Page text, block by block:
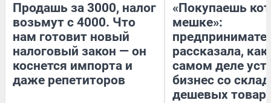
Продашь за 3000, налог
возьмут с 4000. Что
нам готовит новый
налоговый закон — он
коснется импорта и
даже репетиторов
«Покупаешь
мешке»:
рассказала, как
самом деле
бизнес со
дешевых